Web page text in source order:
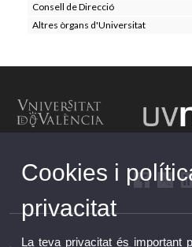
Consell de Direcció
Altres òrgans d'Universitat
Cookies i
privacitat
La teva privacitat és important